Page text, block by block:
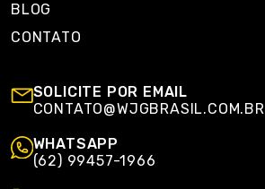
BLOG
CONTATO
SOLICITE POR EMAIL
CONTATO@WJGBRASIL.COM.BR
WHATSAPP
(62) 99457-1966